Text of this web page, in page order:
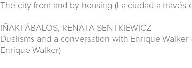
The city from and by housing (La ciudad a través
IÑAKI ÁBALOS, RENATA SENTKIEWICZ
Dualisms and a conversation with Enrique
Enrique Walker)